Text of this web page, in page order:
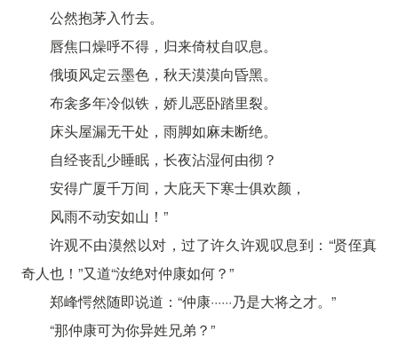
公然抱茅入竹去。
唇焦口燥呼不得，归来倚杖自叹息。
俄顷风定云墨色，秋天漠漠向昏黑。
布衾多年冷似铁，娇儿恶卧踏里裂。
床头屋漏无干处，雨脚如麻未断绝。
自经丧乱少睡眠，长夜沾湿何由彻？
安得广厦千万间，大庇天下寒士俱欢颜，
风雨不动安如山！”
许观不由漠然以对，过了许久许观叹息到：“贤侄真
奇人也！”又道“汝绝对仲康如何？”
郑峰愕然随即说道：“仲康······乃是大将之才。”
“那仲康可为你异姓兄弟？”